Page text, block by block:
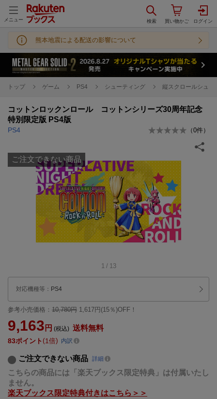
メニュー
熊本地震による配送の影響について
トップ ゲーム PS4 シューティング 縦スクロールシュー
コットンロックンロール コットンシリーズ30周年記念
特別限定版 PS4版
PS4 （0件）
ご注文できない商品
1 / 13
対応機種等 ： PS4
参考小売価格： 10,780円 1,617円(15％)OFF！
9,163 円 (税込) 送料無料
83ポイント 1倍 内訳
ご注文できない商品 詳細
こちらの商品には「楽天ブックス限定特典」は付属いたし
ません。
楽天ブックス限定特典付きはこちら＞＞